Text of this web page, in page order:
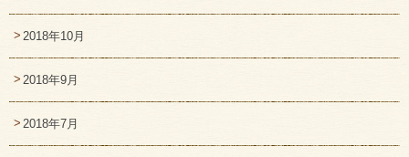
2018年10月
2018年9月
2018年7月